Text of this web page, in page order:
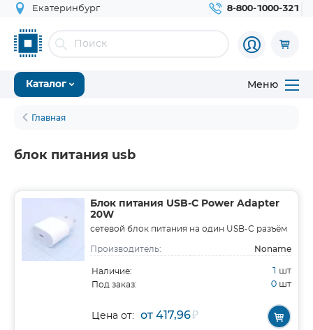
Екатеринбург 8-800-1000-321
Каталог Меню
Главная
блок питания usb
Блок питания USB-C Power Adapter
20W
сетевой блок питания на один USB-C разъём
Производитель: Noname
Наличие: 1 шт
Под заказ: 0 шт
Цена от: от 417,96₽